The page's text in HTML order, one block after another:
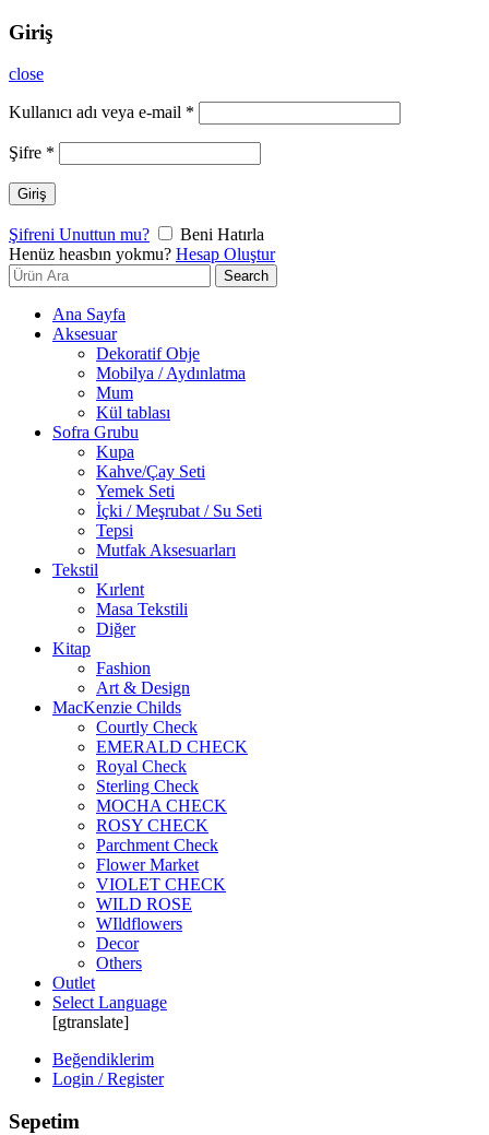
Giriş
close
Kullanıcı adı veya e-mail *
Şifre *
Giriş
Şifreni Unuttun mu?
Beni Hatırla
Henüz heasbın yokmu? Hesap Oluştur
Search
for:
Search
Ana Sayfa
Aksesuar
Dekoratif Obje
Mobilya / Aydınlatma
Mum
Kül tablası
Sofra Grubu
Kupa
Kahve/Çay Seti
Yemek Seti
İçki / Meşrubat / Su Seti
Tepsi
Mutfak Aksesuarları
Tekstil
Kırlent
Masa Tekstili
Diğer
Kitap
Fashion
Art & Design
MacKenzie Childs
Courtly Check
EMERALD CHECK
Royal Check
Sterling Check
MOCHA CHECK
ROSY CHECK
Parchment Check
Flower Market
VIOLET CHECK
WILD ROSE
WIldflowers
Decor
Others
Outlet
Select Language
[gtranslate]
Beğendiklerim
Login / Register
Sepetim